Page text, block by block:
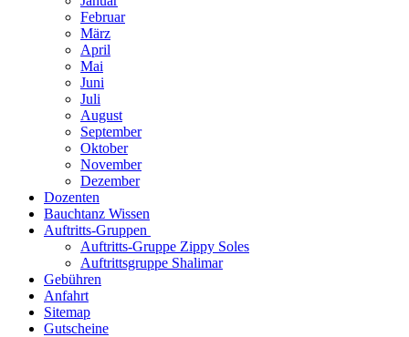
Februar
März
April
Mai
Juni
Juli
August
September
Oktober
November
Dezember
Dozenten
Bauchtanz Wissen
Auftritts-Gruppen
Auftritts-Gruppe Zippy Soles
Auftrittsgruppe Shalimar
Gebühren
Anfahrt
Sitemap
Gutscheine